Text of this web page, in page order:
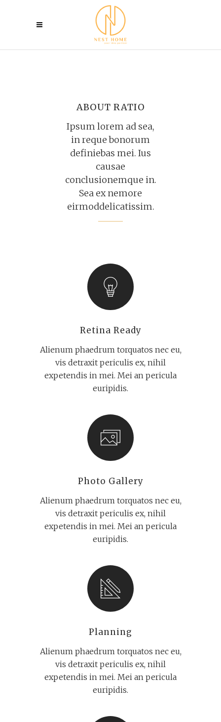
ABOUT RATIO
Ipsum lorem ad sea,
in reque bonorum
definiebas mei. Ius
causae
conclusionemque in.
Sea ex nemore
eirmoddelicatissim.
Retina Ready
Alienum phaedrum torquatos nec eu,
vis detraxit periculis ex, nihil
expetendis in mei. Mei an pericula
euripidis.
Photo Gallery
Alienum phaedrum torquatos nec eu,
vis detraxit periculis ex, nihil
expetendis in mei. Mei an pericula
euripidis.
Planning
Alienum phaedrum torquatos nec eu,
vis detraxit periculis ex, nihil
expetendis in mei. Mei an pericula
euripidis.